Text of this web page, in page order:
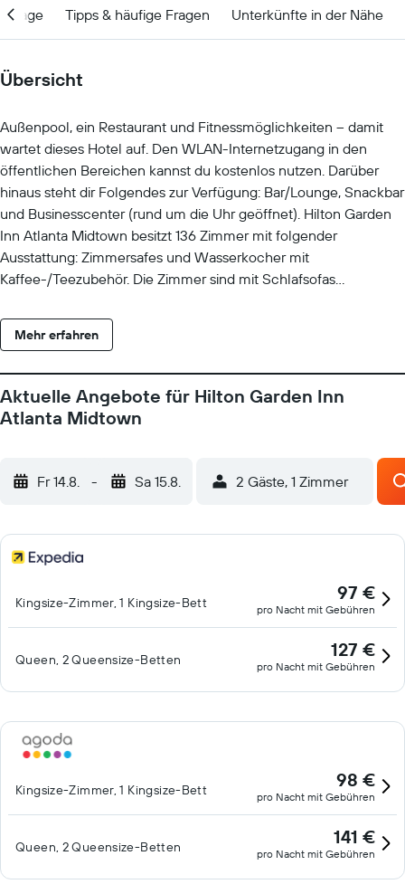
Lage Tipps & häufige Fragen Unterkünfte in der Nähe
Übersicht
Außenpool, ein Restaurant und Fitnessmöglichkeiten – damit
wartet dieses Hotel auf. Den WLAN-Internetzugang in den
öffentlichen Bereichen kannst du kostenlos nutzen. Darüber
hinaus steht dir Folgendes zur Verfügung: Bar/Lounge, Snackbar
und Businesscenter (rund um die Uhr geöffnet). Hilton Garden
Inn Atlanta Midtown besitzt 136 Zimmer mit folgender
Ausstattung: Zimmersafes und Wasserkocher mit
Kaffee-/Teezubehör. Die Zimmer sind mit Schlafsofas
hochwertige Bettwaren. Premium-Kabelempfang ist verfügbar.
Im Zimmer befinden sich auch: Kühlschrank und Mikrowelle.
Toilettenartikel und Haartrockner. Dieses Hotel in Atlanta bietet
dir einen kostenlosen Internetzugang (WLAN und LAN) an. Dir
über folgendes Angebot: Außenpool und Fitnessmöglichkeiten.
Mehr erfahren
Aktuelle Angebote für Hilton Garden Inn
Atlanta Midtown
Fr 14.8. - Sa 15.8. 2 Gäste, 1 Zimmer
Kingsize-Zimmer, 1 Kingsize-Bett 97 €
pro Nacht mit Gebühren
Queen, 2 Queensize-Betten 127 €
pro Nacht mit Gebühren
Kingsize-Zimmer, 1 Kingsize-Bett 98 €
pro Nacht mit Gebühren
Queen, 2 Queensize-Betten 141 €
pro Nacht mit Gebühren